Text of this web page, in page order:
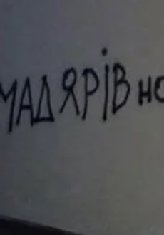
так, можете на нас
цей інцидент. Там